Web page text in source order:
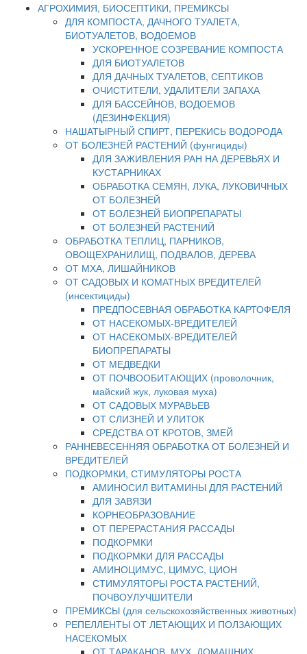
АГРОХИМИЯ, БИОСЕПТИКИ, ПРЕМИКСЫ
ДЛЯ КОМПОСТА, ДАЧНОГО ТУАЛЕТА,
БИОТУАЛЕТОВ, ВОДОЕМОВ
УСКОРЕННОЕ СОЗРЕВАНИЕ КОМПОСТА
ДЛЯ БИОТУАЛЕТОВ
ДЛЯ ДАЧНЫХ ТУАЛЕТОВ, СЕПТИКОВ
ОЧИСТИТЕЛИ, УДАЛИТЕЛИ ЗАПАХА
ДЛЯ БАССЕЙНОВ, ВОДОЕМОВ
(ДЕЗИНФЕКЦИЯ)
НАШАТЫРНЫЙ СПИРТ, ПЕРЕКИСЬ ВОДОРОДА
ОТ БОЛЕЗНЕЙ РАСТЕНИЙ (фунгициды)
ДЛЯ ЗАЖИВЛЕНИЯ РАН НА ДЕРЕВЬЯХ И
КУСТАРНИКАХ
ОБРАБОТКА СЕМЯН, ЛУКА, ЛУКОВИЧНЫХ
ОТ БОЛЕЗНЕЙ
ОТ БОЛЕЗНЕЙ БИОПРЕПАРАТЫ
ОТ БОЛЕЗНЕЙ РАСТЕНИЙ
ОБРАБОТКА ТЕПЛИЦ, ПАРНИКОВ,
ОВОЩЕХРАНИЛИЩ, ПОДВАЛОВ, ДЕРЕВА
ОТ МХА, ЛИШАЙНИКОВ
ОТ САДОВЫХ И КОМАТНЫХ ВРЕДИТЕЛЕЙ
(инсектициды)
ПРЕДПОСЕВНАЯ ОБРАБОТКА КАРТОФЕЛЯ
ОТ НАСЕКОМЫХ-ВРЕДИТЕЛЕЙ
ОТ НАСЕКОМЫХ-ВРЕДИТЕЛЕЙ
БИОПРЕПАРАТЫ
ОТ МЕДВЕДКИ
ОТ ПОЧВООБИТАЮЩИХ (проволочник,
майский жук, луковая муха)
ОТ САДОВЫХ МУРАВЬЕВ
ОТ СЛИЗНЕЙ И УЛИТОК
СРЕДСТВА ОТ КРОТОВ, ЗМЕЙ
РАННЕВЕСЕННЯЯ ОБРАБОТКА ОТ БОЛЕЗНЕЙ И
ВРЕДИТЕЛЕЙ
ПОДКОРМКИ, СТИМУЛЯТОРЫ РОСТА
АМИНОСИЛ ВИТАМИНЫ ДЛЯ РАСТЕНИЙ
ДЛЯ ЗАВЯЗИ
КОРНЕОБРАЗОВАНИЕ
ОТ ПЕРЕРАСТАНИЯ РАССАДЫ
ПОДКОРМКИ
ПОДКОРМКИ ДЛЯ РАССАДЫ
АМИНОЦИМУС, ЦИМУС, ЦИОН
СТИМУЛЯТОРЫ РОСТА РАСТЕНИЙ,
ПОЧВОУЛУЧШИТЕЛИ
ПРЕМИКСЫ (для сельскохозяйственных животных)
РЕПЕЛЛЕНТЫ ОТ ЛЕТАЮЩИХ И ПОЛЗАЮЩИХ
НАСЕКОМЫХ
ОТ ТАРАКАНОВ, МУХ, ДОМАШНИХ